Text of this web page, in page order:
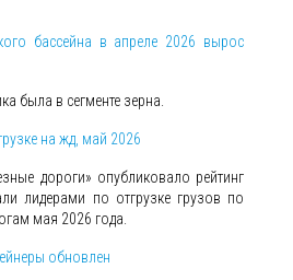
бассейна в апреле 2026 вырос
была в сегменте зерна.
на жд, май 2026
дороги» опубликовало рейтинг
лидерами по отгрузке грузов по
мая 2026 года.
обновлен